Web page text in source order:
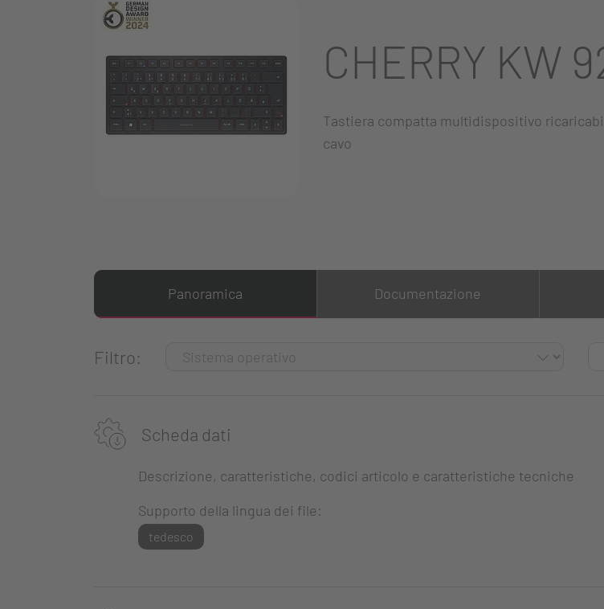
CHERRY KW
Tastiera compatta multidispositivo
cavo
Panoramica Documentazione
Filtro:
Scheda dati
Descrizione, caratteristiche, codici articolo e caratteristiche tecniche
Supporto della lingua dei file:
tedesco